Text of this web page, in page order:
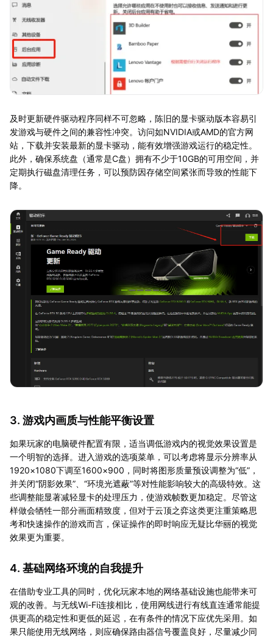
及时更新硬件驱动程序同样不可忽略，陈旧的显卡驱动版本容易引
发游戏与硬件之间的兼容性冲突。访问如NVIDIA或AMD的官方网
站，下载并安装最新的显卡驱动，能有效增强游戏运行的稳定性。
此外，确保系统盘（通常是C盘）拥有不少于10GB的可用空间，并
定期执行磁盘清理任务，可以预防因存储空间紧张而导致的性能下
降。
3. 游戏内画质与性能平衡设置
如果玩家的电脑硬件配置有限，适当调低游戏内的视觉效果设置是
一个明智的选择。进入游戏的选项菜单，可以考虑将显示分辨率从
1920×1080下调至1600×900，同时将图形质量预设调整为“低”，
并关闭“阴影效果”、“环境光遮蔽”等对性能影响较大的高级特效。这
些调整能显著减轻显卡的处理压力，使游戏帧数更加稳定。尽管这
样做会牺牲一部分画面精致度，但对于云顶之弈这类更注重策略思
考和快速操作的游戏而言，保证操作的即时响应无疑比华丽的视觉
效果更为重要。
4. 基础网络环境的自我提升
在借助专业工具的同时，优化玩家本地的网络基础设施也能带来可
观的改善。与无线Wi-Fi连接相比，使用网线进行有线直连通常能提
供更高的稳定性和更低的延迟，在有条件的情况下应优先采用。如
果只能使用无线网络，则应确保路由器信号覆盖良好，尽量减少同